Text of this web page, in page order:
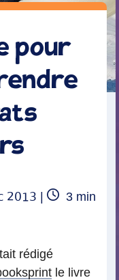
pour
2013 |
Temps
3 min
rédigé
le livre